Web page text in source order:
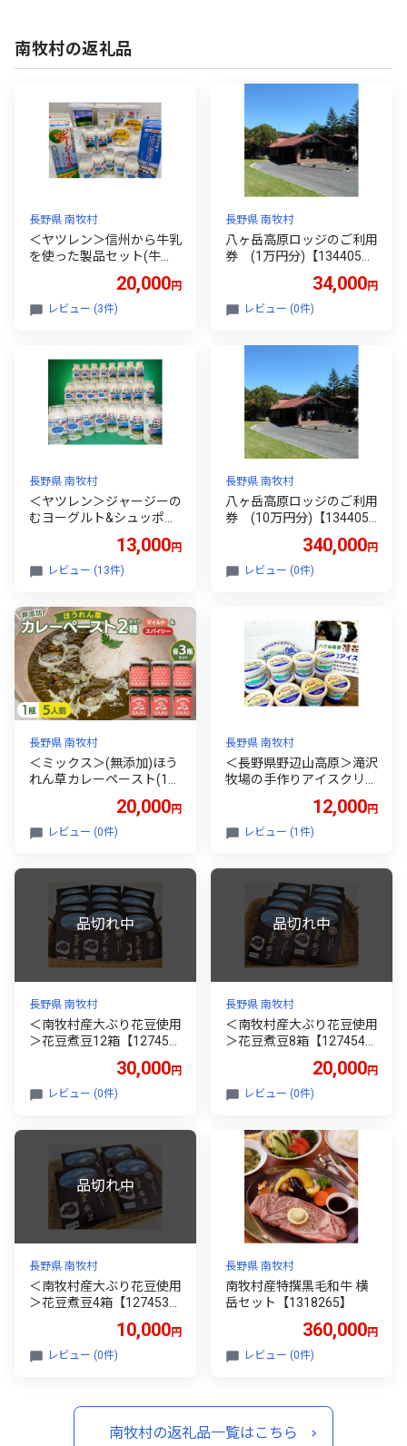
南牧村の返礼品
長野県 南牧村
＜ヤツレン＞信州から牛乳
を使った製品セット(牛
20,000円
レビュー (3件)
長野県 南牧村
八ヶ岳高原ロッジのご利用
券 (1万円分)【134405
34,000円
レビュー (0件)
長野県 南牧村
＜ヤツレン＞ジャージーの
むヨーグルト&シュッポッ
13,000円
レビュー (13件)
長野県 南牧村
八ヶ岳高原ロッジのご利用
券 (10万円分)【134405
340,000円
レビュー (0件)
長野県 南牧村
＜ミックス＞(無添加)ほう
れん草カレーペースト(1
ト【1618212】20,000円
レビュー (0件)
長野県 南牧村
＜長野県野辺山高原＞滝沢
牧場の手作りアイスクリー
12,000円
レビュー (1件)
長野県 南牧村
＜南牧村産大ぶり花豆使用
＞花豆煮豆12箱【127455
30,000円
レビュー (0件)
長野県 南牧村
＜南牧村産大ぶり花豆使用
＞花豆煮豆8箱【127454
20,000円
レビュー (0件)
長野県 南牧村
＜南牧村産大ぶり花豆使用
＞花豆煮豆4箱【127453
10,000円
レビュー (0件)
長野県 南牧村
南牧村産特撰黒毛和牛 横
岳セット【1318265】
360,000円
レビュー (0件)
南牧村の返礼品一覧はこちら